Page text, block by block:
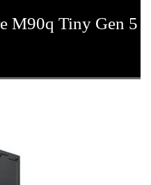
M90q Tiny Gen 5